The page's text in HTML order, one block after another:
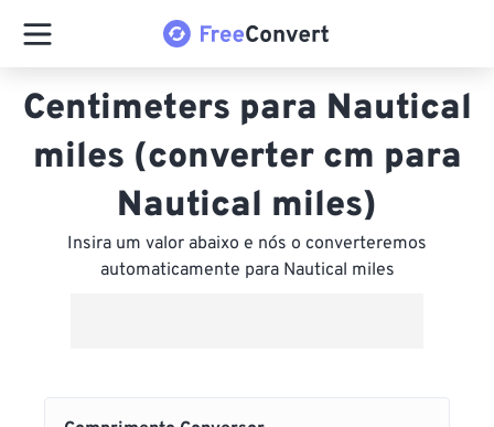
Centimeters para Nautical
miles (converter cm para
Nautical miles)
Insira um valor abaixo e nós o converteremos
automaticamente para Nautical miles